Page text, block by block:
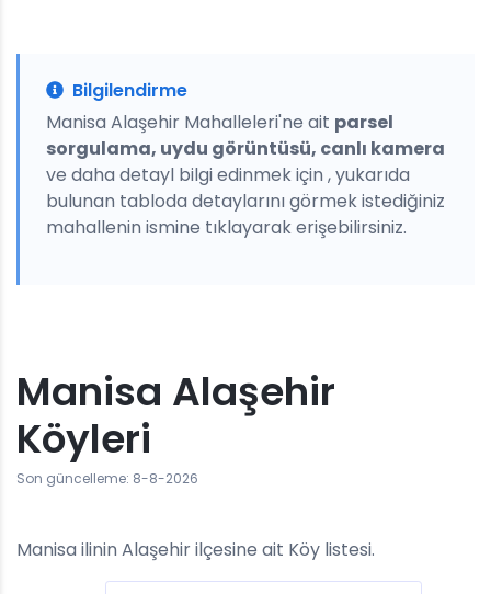
Bilgilendirme
Manisa Alaşehir Mahalleleri'ne ait parsel
sorgulama, uydu görüntüsü, canlı kamera
ve daha detayl bilgi edinmek için , yukarıda
bulunan tabloda detaylarını görmek istediğiniz
mahallenin ismine tıklayarak erişebilirsiniz.
Manisa Alaşehir
Köyleri
Son güncelleme: 8-8-2026
Manisa ilinin Alaşehir ilçesine ait Köy listesi.